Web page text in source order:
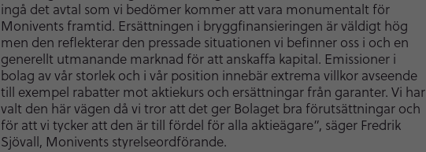
ingå det avtal som vi bedömer kommer att vara monumentalt för
Monivents framtid. Ersättningen i bryggfinansieringen är väldigt hög
men den reflekterar den pressade situationen vi befinner oss i och en
generellt utmanande marknad för att anskaffa kapital. Emissioner i
bolag av vår storlek och i vår position innebär extrema villkor avseende
till exempel rabatter mot aktiekurs och ersättningar från garanter. Vi har
valt den här vägen då vi tror att det ger Bolaget bra förutsättningar och
för att vi tycker att den är till fördel för alla aktieägare”, säger Fredrik
Sjövall, Monivents styrelseordförande.